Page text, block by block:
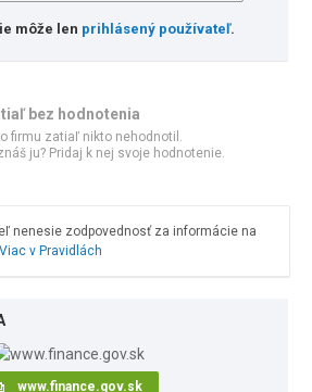
môže len prihlásený používateľ.
bez hodnotenia
firmu zatiaľ nikto nehodnotil.
ju? Pridaj k nej svoje hodnotenie.
nenesie zodpovednosť za informácie na
Viac v Pravidlách
www.finance.gov.sk